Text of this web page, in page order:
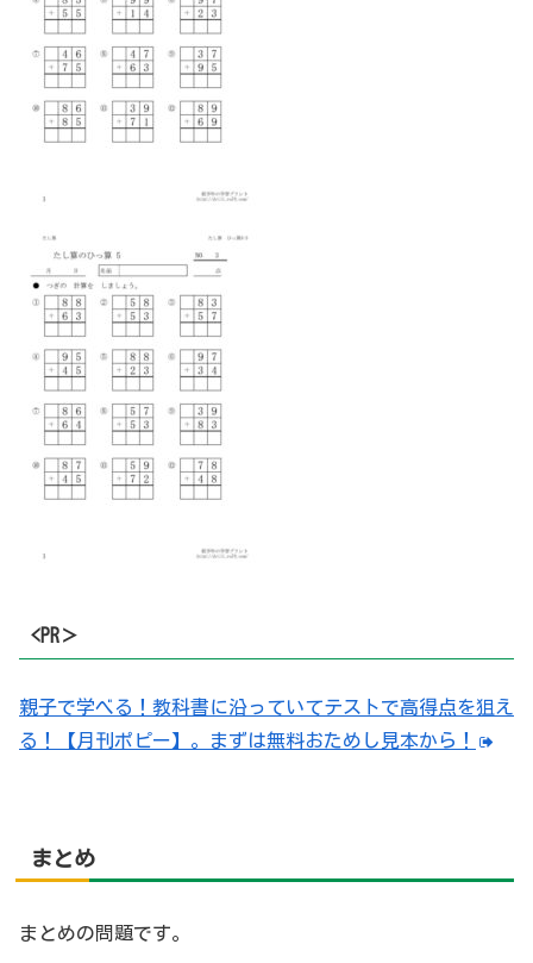
<PR＞
親子で学べる！教科書に沿っていてテストで高得点を狙え
る！【月刊ポピー】。まずは無料おためし見本から！
まとめ
まとめの問題です。